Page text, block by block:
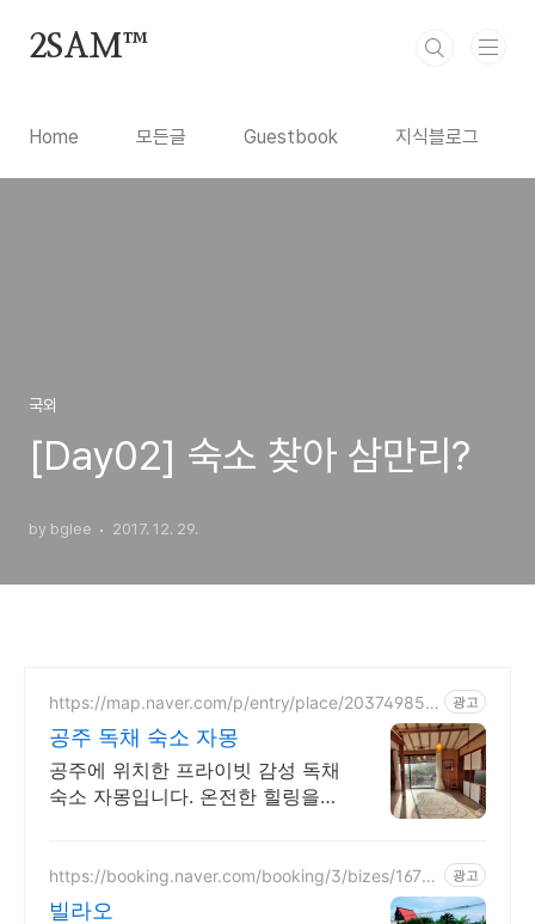
2SAM™
Home 모든글 Guestbook 지식블로그
국외
[Day02] 숙소 찾아 삼만리?
by bglee 2017. 12. 29.
https://map.naver.com/p/entry/place/203749852
광고
공주 독채 숙소 자몽
공주에 위치한 프라이빗 감성 독채
숙소 자몽입니다. 온전한 힐링을
https://booking.naver.com/booking/3/bizes/1675
광고
빌라오